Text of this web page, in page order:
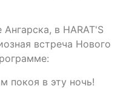
в HARAT'S
встреча Нового
покоя в эту ночь!